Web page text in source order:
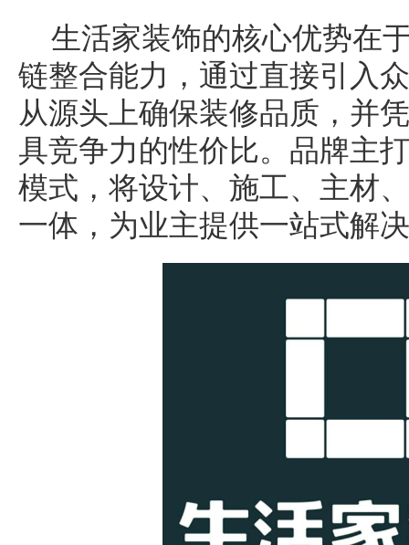
生活家装饰的核心优势在
链整合能力，通过直接引入
从源头上确保装修品质，并
具竞争力的性价比。品牌主
模式，将设计、施工、主材
一体，为业主提供一站式解